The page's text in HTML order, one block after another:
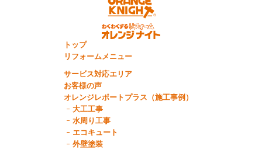
トップ
リフォームメニュー
サービス対応エリア
お客様の声
オレンジレポートプラス（施工事例）
大工工事
水周り工事
エコキュート
外壁塗装